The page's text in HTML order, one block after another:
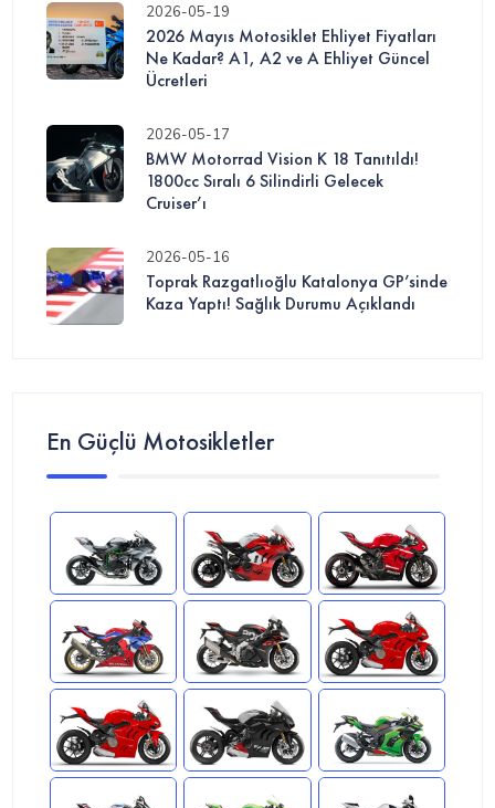
2026-05-19
2026 Mayıs Motosiklet Ehliyet Fiyatları
Ne Kadar? A1, A2 ve A Ehliyet Güncel
Ücretleri
2026-05-17
BMW Motorrad Vision K 18 Tanıtıldı!
1800cc Sıralı 6 Silindirli Gelecek
Cruiser’ı
2026-05-16
Toprak Razgatlıoğlu Katalonya GP’sinde
Kaza Yaptı! Sağlık Durumu Açıklandı
En Güçlü Motosikletler